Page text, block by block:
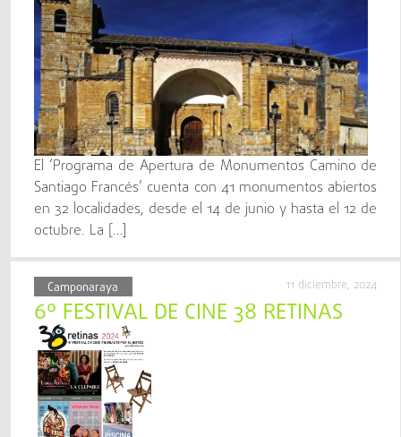
El ‘Programa de Apertura de Monumentos Camino de
Santiago Francés’ cuenta con 41 monumentos abiertos
en 32 localidades, desde el 14 de junio y hasta el 12 de
octubre. La […]
Camponaraya 11 diciembre, 2024
6º FESTIVAL DE CINE 38 RETINAS